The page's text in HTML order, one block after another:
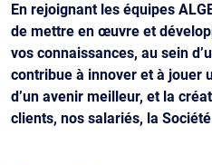
En rejoignant les équipes
de mettre en œuvre et
vos connaissances, au sein
contribue à innover et à jouer
d’un avenir meilleur, et la
clients, nos salariés, la